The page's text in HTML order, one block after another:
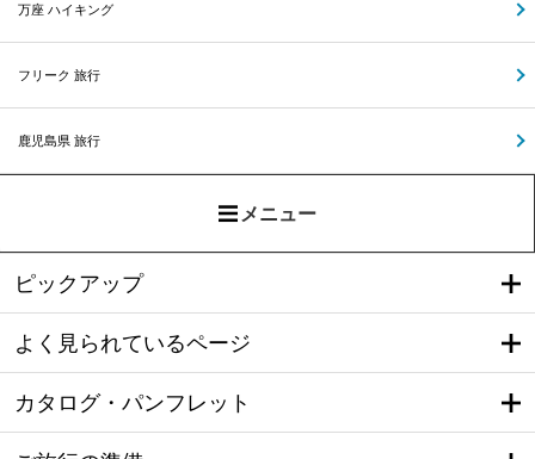
万座 ハイキング
フリーク 旅行
鹿児島県 旅行
メニュー
ピックアップ
よく見られているページ
カタログ・パンフレット